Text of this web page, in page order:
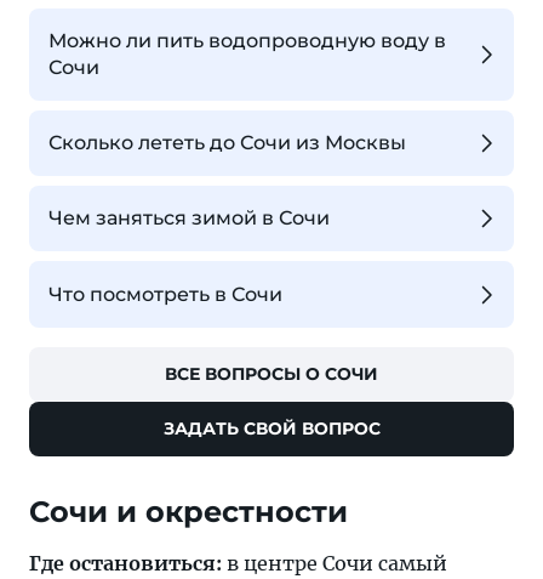
Можно ли пить водопроводную воду в
Сочи
Сколько лететь до Сочи из Москвы
Чем заняться зимой в Сочи
Что посмотреть в Сочи
ВСЕ ВОПРОСЫ О СОЧИ
ЗАДАТЬ СВОЙ ВОПРОС
Где остановиться: в центре Сочи самый